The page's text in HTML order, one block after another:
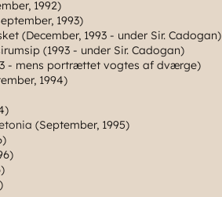
1992)
1993)
(December, 1993 - under Sir. Cadogan)
(1993 - under Sir. Cadogan)
- mens portrættet vogtes af dværge)
1994)
(September, 1995)